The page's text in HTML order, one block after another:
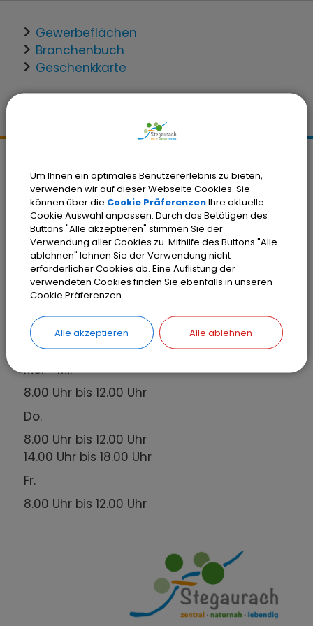
Gewerbeflächen
Branchenbuch
Geschenkkarte
Kontakt
Gemeinde Stegaurach
Schloßplatz 1
96135 Stegaurach
Tel.:(0951) 99222-0
Fax: (0951) 99222-66
E-Mail:verwaltung@stegaurach.de
Öffnungszeiten
Mo. - Mi.
8.00 Uhr bis 12.00 Uhr
Do.
8.00 Uhr bis 12.00 Uhr
14.00 Uhr bis 18.00 Uhr
Fr.
8.00 Uhr bis 12.00 Uhr
Um Ihnen ein optimales Benutzererlebnis zu bieten,
verwenden wir auf dieser Webseite Cookies. Sie
können über die Cookie PräferenzenIhre aktuelle
Cookie Auswahl anpassen. Durch das Betätigen des
Buttons "Alle akzeptieren" stimmen Sie der
Verwendung aller Cookies zu. Mithilfe des Buttons "Alle
ablehnen" lehnen Sie der Verwendung nicht
erforderlicher Cookies ab. Eine Auflistung der
verwendeten Cookies finden Sie ebenfalls in unseren
Cookie Präferenzen.
Alle akzeptieren Alle ablehnen